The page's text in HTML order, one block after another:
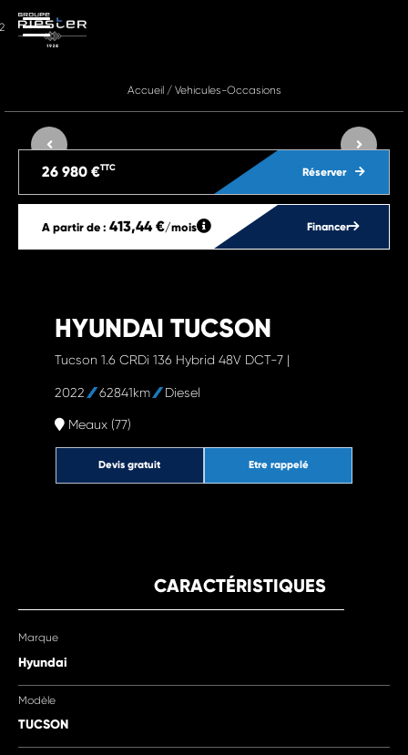
Accueil/ Vehicules-Occasions
Réserver
26 980 €TTC
Financer
A partir de : 413,44 €/mois
HYUNDAI TUCSON
Tucson 1.6 CRDi 136 Hybrid 48V DCT-7 |
2022 62841km Diesel
Meaux (77)
Etre rappelé
Devis gratuit
CARACTÉRISTIQUES
Marque
Hyundai
Modèle
TUCSON